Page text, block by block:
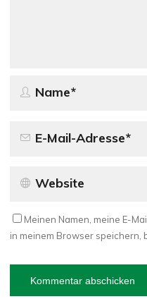
Meinen Namen, meine E-
in meinem Browser speichern,